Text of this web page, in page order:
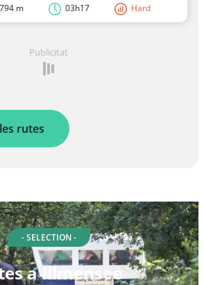
794 m 03h17 Hard
Publicitat
rutes
- SELECTION -
a Illmensee